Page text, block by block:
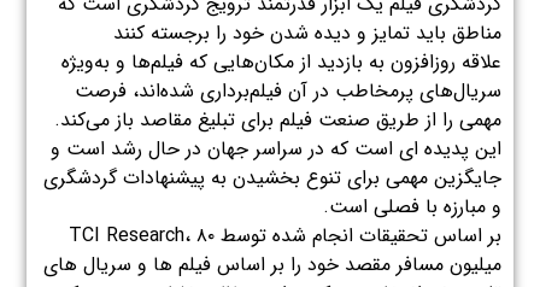
مناطق باید تمایز و دیده شدن خود را برجسته کنند
علاقه روزافزون به بازدید از مکان‌هایی که فیلم‌ها و به‌ویژه
سریال‌های پرمخاطب در آن فیلم‌برداری شده‌اند، فرصت
مهمی را از طریق صنعت فیلم برای تبلیغ مقاصد باز می‌کند.
این پدیده ای است که در سراسر جهان در حال رشد است و
جایگزین مهمی برای تنوع بخشیدن به پیشنهادات گردشگری
و مبارزه با فصلی است.
بر اساس تحقیقات انجام شده توسط TCI Research، ۸۰
میلیون مسافر مقصد خود را بر اساس فیلم ها و سریال های